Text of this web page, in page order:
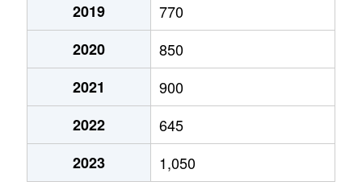
2019
770
2020
850
2021
900
2022
645
2023
1,050